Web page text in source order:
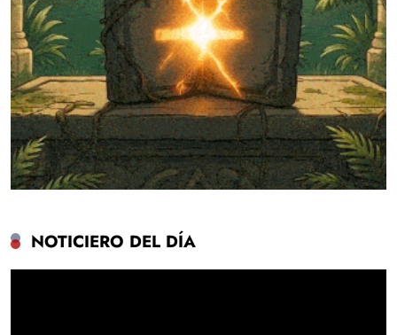
NOTICIERO DEL DÍA